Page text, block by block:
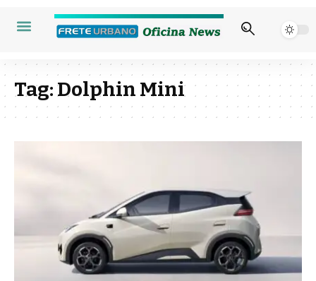
Tag:Dolphin Mini